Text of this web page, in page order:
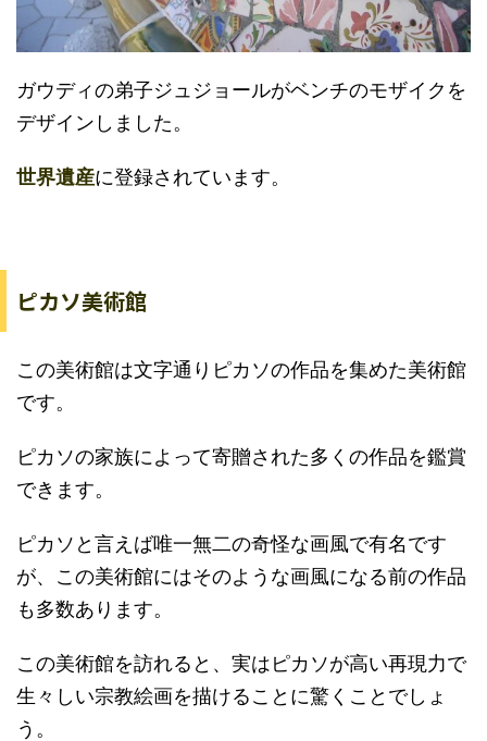
ガウディの弟子ジュジョールがベンチのモザイクを
デザインしました。
世界遺産に登録されています。
ピカソ美術館
この美術館は文字通りピカソの作品を集めた美術館
です。
ピカソの家族によって寄贈された多くの作品を鑑賞
できます。
ピカソと言えば唯一無二の奇怪な画風で有名です
が、この美術館にはそのような画風になる前の作品
も多数あります。
この美術館を訪れると、実はピカソが高い再現力で
生々しい宗教絵画を描けることに驚くことでしょ
う。